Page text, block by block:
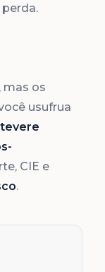
mas os
usufrua
CIE e
.